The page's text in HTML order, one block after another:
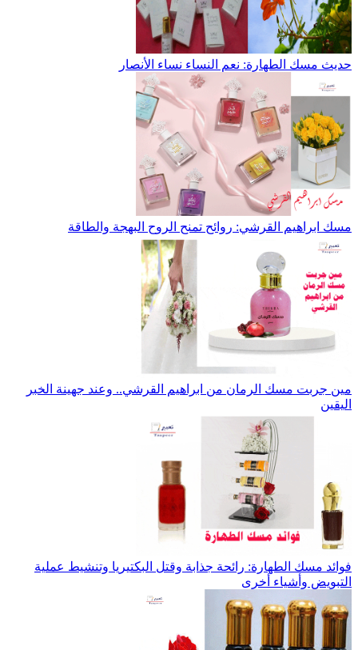
حديث مسك الطهارة: نعم النساء نساء الأنصار
مسك ابراهيم القرشي: روائح تمنح الروح البهجة والطاقة
مين جربت مسك الرمان من ابراهيم القرشي.. وعند جهينة الخبر
اليقين
فوائد مسك الطهارة: رائحة جذابة وقتل البكتيريا وتنشيط عملية
التبويض وأشياء أخرى